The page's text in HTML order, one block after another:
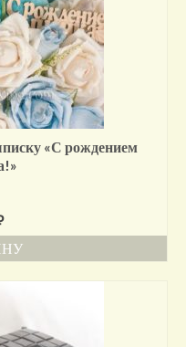
«С рождением